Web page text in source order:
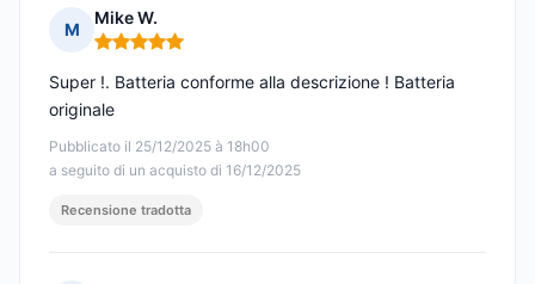
M
Mike W.
Nota: 5 su 5
Pubblicato il 25/12/2025 à 18h00
a seguito di un acquisto di 16/12/2025
Super !. Batteria conforme alla descrizione ! Batteria
originale
Recensione tradotta